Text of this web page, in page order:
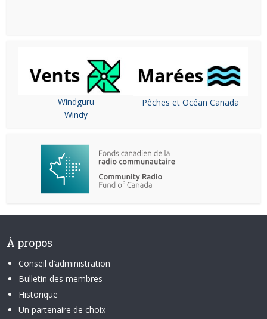
Windguru
Windy
Pêches et Océan Canada
À propos
Conseil d’administration
Bulletin des membres
Historique
Un partenaire de choix